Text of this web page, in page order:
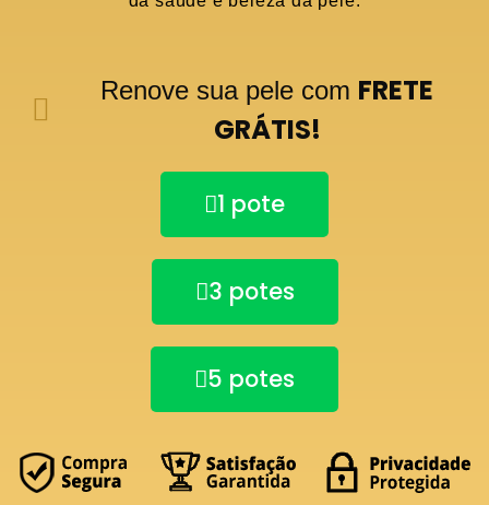
Renove sua pele com FRETE
GRÁTIS!
1 pote
3 potes
5 potes